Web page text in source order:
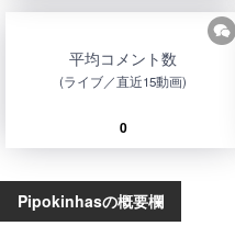
平均コメント数
(ライブ／直近15動画)
0
Pipokinhasの概要欄